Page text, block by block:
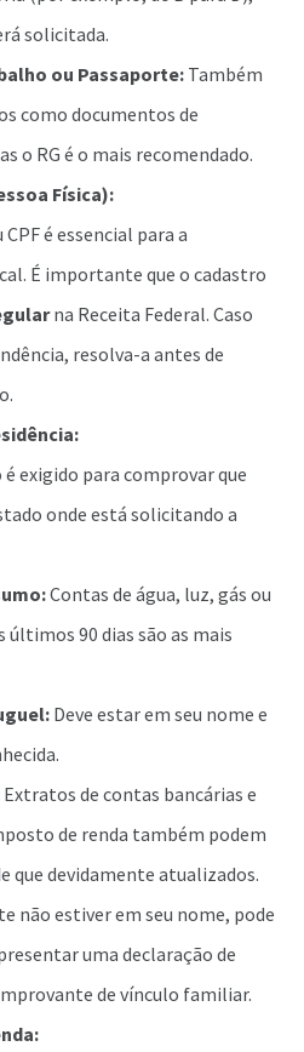
solicitada.
ou Passaporte: Também
como documentos de
o RG é o mais recomendado.
Física):
é essencial para a
É importante que o cadastro
na Receita Federal. Caso
resolva-a antes de
exigido para comprovar que
onde está solicitando a
Contas de água, luz, gás ou
90 dias são as mais
Deve estar em seu nome e
Extratos de contas bancárias e
de renda também podem
que devidamente atualizados.
não estiver em seu nome, pode
uma declaração de
de vínculo familiar.